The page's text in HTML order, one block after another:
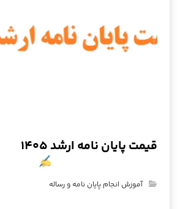
قیمت پایان نامه ارشد ۱۴۰۵
آموزش انجام پایان نامه و رساله